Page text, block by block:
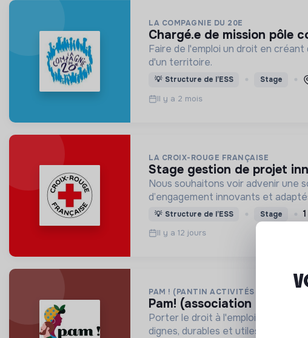
LA COMPAGNIE DU 20E
chargé.e de mission pôle
Faire de l'emploi un droit en
d'un territoire.
💡 Structure de l’ESS Stage
Il y a 2 mois
LA CROIX-ROUGE FRANÇAISE
stage gestion de projet
Nous souhaitons voir advenir une
d’engagement innovants et
💡 Structure de l’ESS Stage
Il y a 12 jours
PAM ! (PANTIN ACTIVITÉS ET MÉTIERS)
pam! (association pour
Porter le droit à l'emploi par
dignes, durables et utiles au